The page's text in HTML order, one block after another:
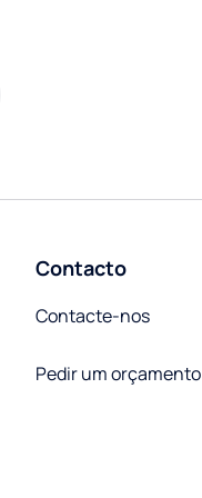
Contacto
Contacte-nos
Pedir um orçamento